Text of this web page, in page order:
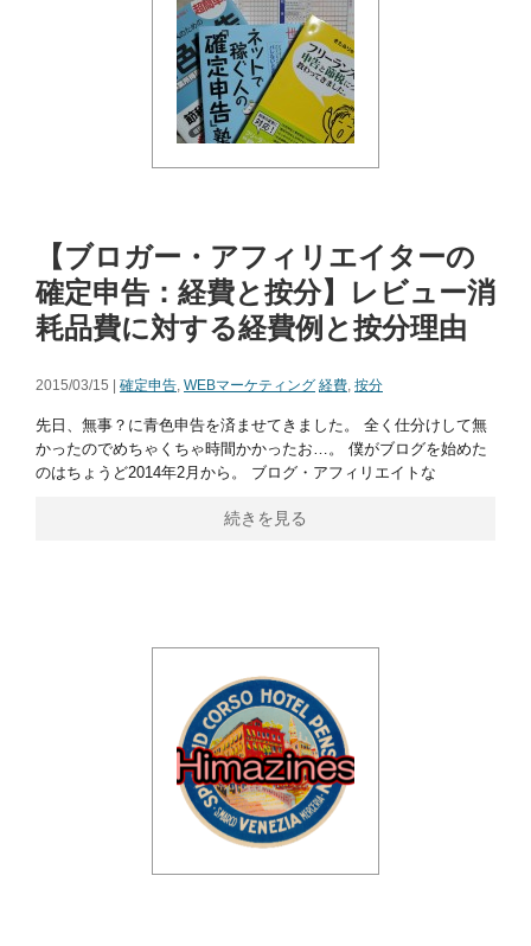
【ブロガー・アフィリエイターの
確定申告：経費と按分】レビュー消
耗品費に対する経費例と按分理由
2015/03/15 | 確定申告, WEBマーケティング 経費, 按分
先日、無事？に青色申告を済ませてきました。 全く仕分けして無
かったのでめちゃくちゃ時間かかったお…。 僕がブログを始めた
のはちょうど2014年2月から。 ブログ・アフィリエイトな
続きを見る